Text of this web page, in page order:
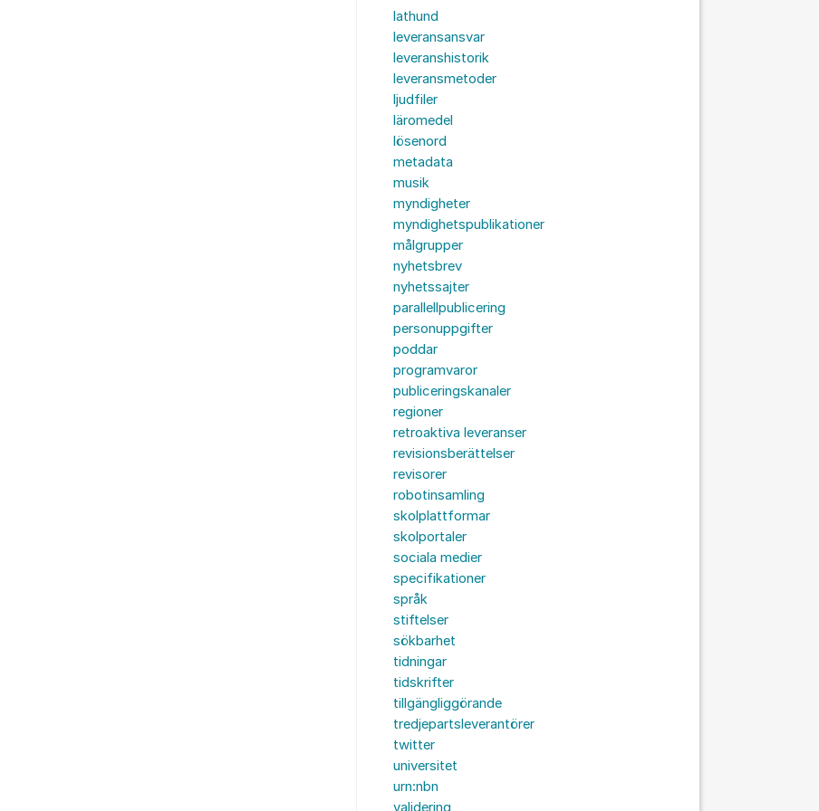
lathund
leveransansvar
leveranshistorik
leveransmetoder
ljudfiler
läromedel
lösenord
metadata
musik
myndigheter
myndighetspublikationer
målgrupper
nyhetsbrev
nyhetssajter
parallellpublicering
personuppgifter
poddar
programvaror
publiceringskanaler
regioner
retroaktiva leveranser
revisionsberättelser
revisorer
robotinsamling
skolplattformar
skolportaler
sociala medier
specifikationer
språk
stiftelser
sökbarhet
tidningar
tidskrifter
tillgängliggörande
tredjepartsleverantörer
twitter
universitet
urn:nbn
validering